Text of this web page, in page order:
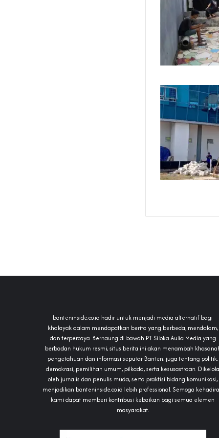
banteninside.co.id hadir untuk menjadi media alternatif bagi
khalayak dalam mendapatkan berita yang berbeda, mendalam,
dan terpercaya. Bernaung di bawah PT Siloka Aulia Media yang
berbadan hukum resmi, situs berita ini akan menambah
pengetahuan dan informasi seputar Banten, juga tentang politik,
demokrasi, pemilihan umum, pilkada, serta kesusastraan.
oleh jurnalis dan penulis muda, serta praktisi bidang komunikasi,
menjadikan banteninside.co.id lebih professional. Semoga
kami dapat memberi kontribusi kebaikan bagi semua elemen
masyarakat.